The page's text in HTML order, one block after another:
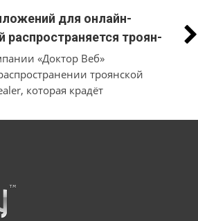
для онлайн-
распространяется троян-
вместо трудоустройства
macOS и
и денежные средства
«Доктор Веб»
троянской
которая крадёт
целью вредоносного ПО
они направляют
на вредоносные сайты и
для видеоконференций